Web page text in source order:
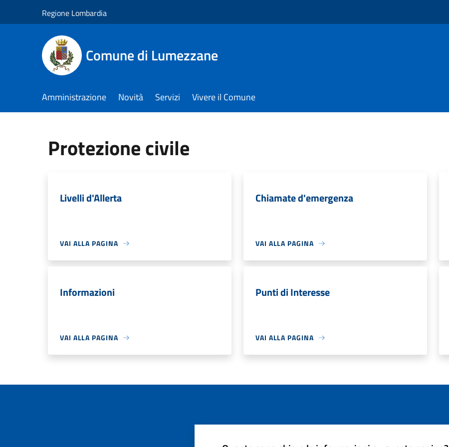
Regione Lombardia
Comune di Lumezzane
Amministrazione Novità Servizi Vivere il Comune
Protezione civile
Livelli d'Allerta
VAI ALLA PAGINA
Chiamate d'emergenza
VAI ALLA PAGINA
Informazioni
VAI ALLA PAGINA
Punti di Interesse
VAI ALLA PAGINA